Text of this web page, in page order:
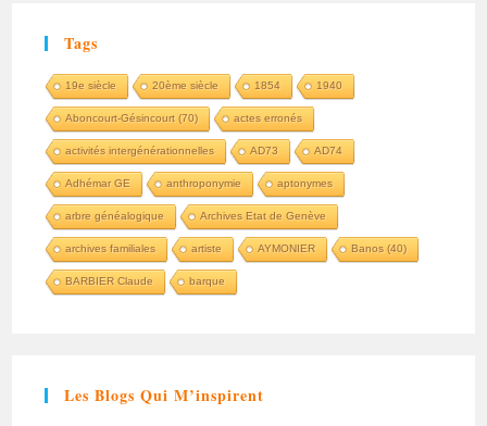
Tags
19e siècle 20ème siècle 1854 1940
Aboncourt-Gésincourt (70) actes erronés
activités intergénérationnelles AD73 AD74
Adhémar GE anthroponymie aptonymes
arbre généalogique Archives Etat de Genève
archives familiales artiste AYMONIER Banos (40)
BARBIER Claude barque
Les Blogs Qui M’inspirent